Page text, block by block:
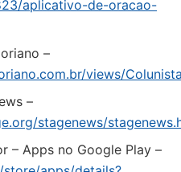
aplicativo-de-oracao-
–
views/
–
stagenews/
– Apps no Google Play –